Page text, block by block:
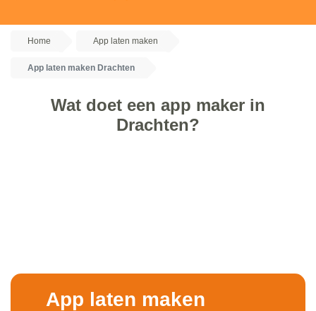
Home App laten maken
App laten maken Drachten
Wat doet een app maker in
Drachten?
App laten maken